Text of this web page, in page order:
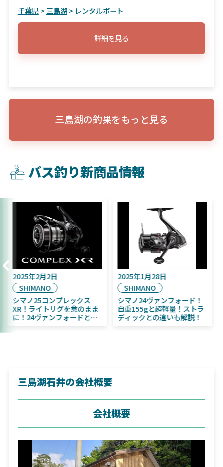
千葉県> 三島湖> レンタルボート
詳細を見る
三島湖の釣果をもっと見る
バス釣り新商品情報
2025年9月16日
DAIWA
2025年11月発売予定！
DAIWA ふく魚／ちびふく魚
はビッグベイト初心者にお
2025年2月2日
SHIMANO
シマノ25コンプレックス
XR！ライトリグを意のまま
に！24ヴァンフォードとの
三島湖石井の会社概要
会社概要